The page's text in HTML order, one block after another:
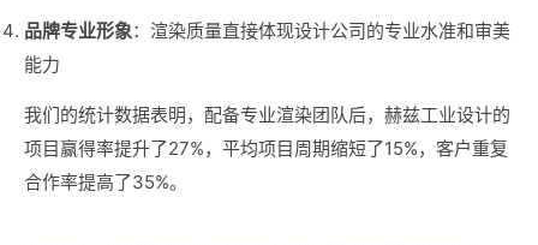
品牌专业形象：渲染质量直接体现设计公司的专业水准和审美
能力
我们的统计数据表明，配备专业渲染团队后，赫兹工业设计的
项目赢得率提升了27%，平均项目周期缩短了15%，客户重复
合作率提高了35%。